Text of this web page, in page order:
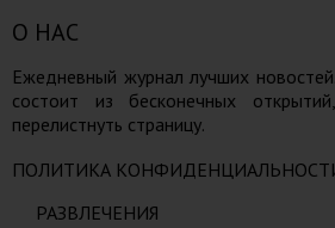
О НАС
Ежедневный журнал лучших
состоит из бесконечных
перелистнуть страницу.
ПОЛИТИКА
РАЗВЛЕЧЕНИЯ